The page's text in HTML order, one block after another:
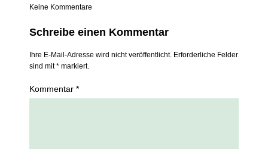
Keine Kommentare
Schreibe einen Kommentar
Ihre E-Mail-Adresse wird nicht veröffentlicht. Erforderliche Felder
sind mit * markiert.
Kommentar *